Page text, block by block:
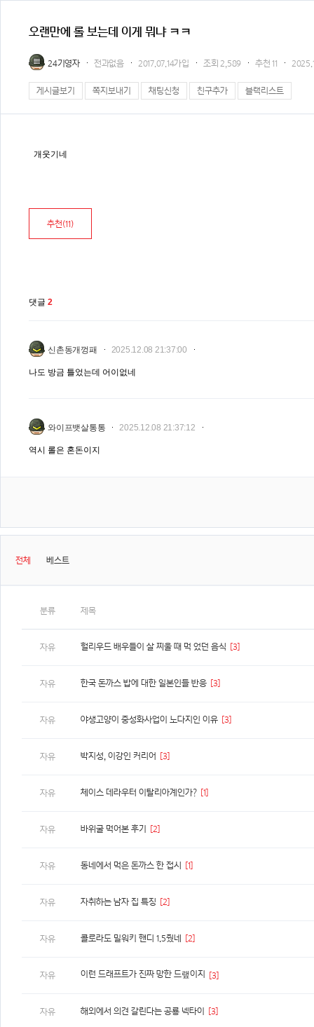
오랜만에 롤 보는데 이게 뭐냐 ㅋㅋ
24기영자 전과없음 2017.07.14가입 조회2,589 추천11
게시글보기 쪽지보내기 채팅신청 친구추가 블랙리스트
개웃기네
추천(11)
댓글 2
신촌동개껑패 2025.12.08 21:37:00
나도 방금 틀었는데 어이없네
와이프뱃살통통 2025.12.08 21:37:12
역시 롤은 혼돈이지
전체 베스트
분류 제목
자유 헐리우드 배우들이 살 찌울 때 먹 었던 음식 [3]
자유 한국 돈까스 밥에 대한 일본인들 반응 [3]
자유 야생고양이 중성화사업이 노다지인 이유 [3]
자유 박지성, 이강인 커리어 [3]
자유 체이스 데라우터 이탈리아계인가? [1]
자유 바위굴 먹어본 후기 [2]
자유 동네에서 먹은 돈까스 한 접시 [1]
자유 자취하는 남자 집 특징 [2]
자유 콜로라도 밀워키 핸디 1.5줬네 [2]
자유 이런 드래프트가 진짜 망한 드랲이지 [3]
자유 해외에서 의견 갈린다는 공룡 넥타이 [3]